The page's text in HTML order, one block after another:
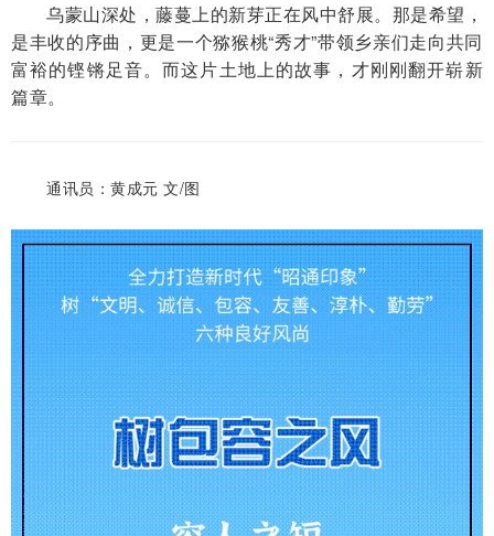
乌蒙山深处，藤蔓上的新芽正在风中舒展。那是希望，
是丰收的序曲，更是一个猕猴桃“秀才”带领乡亲们走向共同
富裕的铿锵足音。而这片土地上的故事，才刚刚翻开崭新
篇章。
通讯员：黄成元 文/图